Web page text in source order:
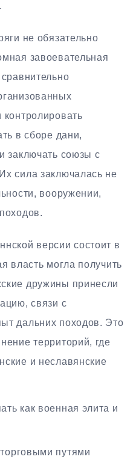
не обязательно
завоевательная
в сборе дани,
заключать союзы с
сила заключалась не
вооружении,
версии состоит в
власть могла получить
дружины принесли
связи с
дальних походов. Это
территорий, где
и неславянские
как военная элита и
путями